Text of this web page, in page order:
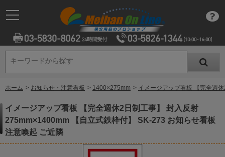
キーワードから探す
キーワードから探す
ホーム > お知らせ・注意看板 > 1400×275mm > イメージアップ看板 【完全週
イメージアップ看板 【完全週休2日制工事】 封入反射
275mm×1400mm 【自立式鉄枠付】 SK-273 お知らせ看板
注意喚起 ご近隣